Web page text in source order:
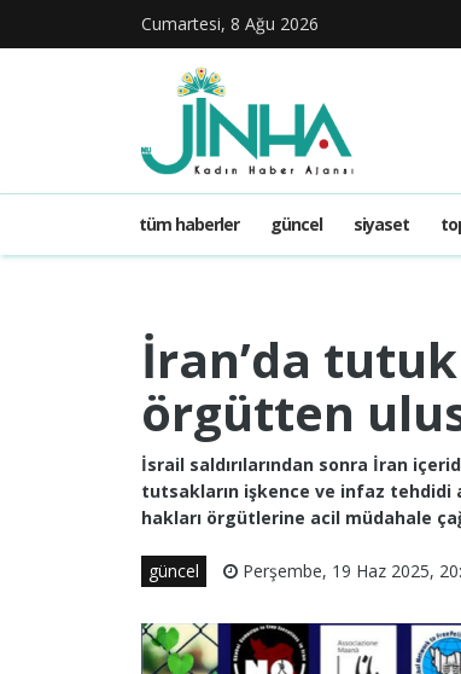
Cumartesi, 8 Ağu 2026
tüm haberler güncel siyaset
İran’da
örgütten
İsrail saldırılarından sonra İran
tutsakların işkence ve infaz tehdidi
hakları örgütlerine acil müdahale
güncel Perşembe, 19 Haz 2025,